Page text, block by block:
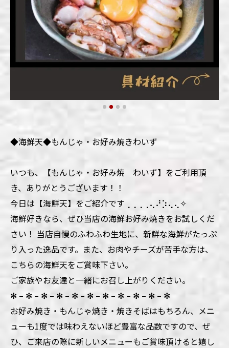
◆海鮮天◆もんじゃ・お好み焼きわいず
いつも、【もんじゃ・お好み焼 わいず】をご利用頂
き、ありがとうございます！！
今日は【海鮮天】をご紹介です⢀⢀⢀⢀⢄⠜⡱⢄⢄✧
海鮮好きなら、ぜひ当店の海鮮お好み焼きをお試しくだ
さい！ 当店自慢のふわふわ生地に、新鮮な海鮮がたっぷ
り入った逸品です。また、お肉やチーズが苦手な方は、
こちらの海鮮天をご賞味下さい。
ご家族やお友達と一緒にお召し上がりください。
✻ – ✻ – ✻ – ✻ – ✻ – ✻ – ✻ – ✻ – ✻ – ✻ – ✻
お好み焼き・もんじゃ焼き・焼きそばはもちろん、メニ
ューも1度では味わえないほど豊富な品数ですので、ぜ
ひ、ご来店の際に新しいメニューもご賞味頂けると嬉し